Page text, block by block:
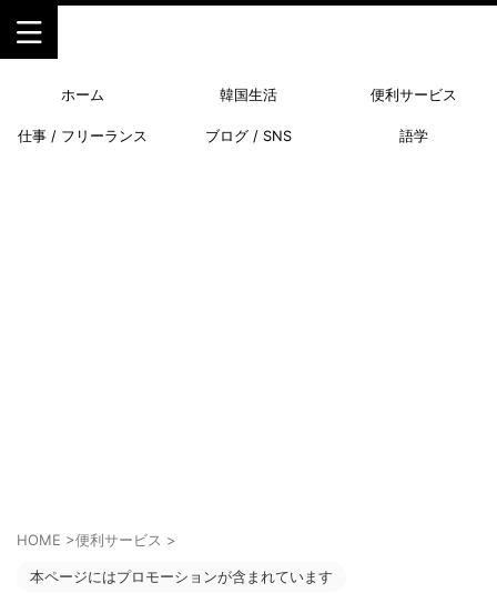
ホーム 韓国生活 便利サービス
仕事 / フリーランス ブログ / SNS 語学
HOME >便利サービス >
本ページにはプロモーションが含まれています